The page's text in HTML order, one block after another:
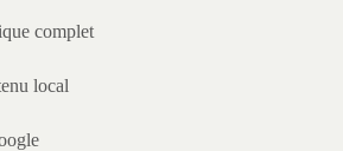
complet
local